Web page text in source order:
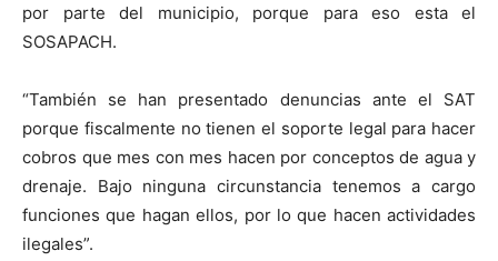
por parte del municipio, porque para eso esta el
SOSAPACH.
“También se han presentado denuncias ante el SAT
porque fiscalmente no tienen el soporte legal para hacer
cobros que mes con mes hacen por conceptos de agua y
drenaje. Bajo ninguna circunstancia tenemos a cargo
funciones que hagan ellos, por lo que hacen actividades
ilegales”.